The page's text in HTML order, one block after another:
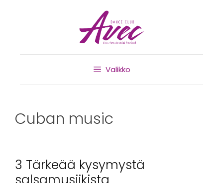
Valikko
Cuban music
3 Tärkeää kysymystä